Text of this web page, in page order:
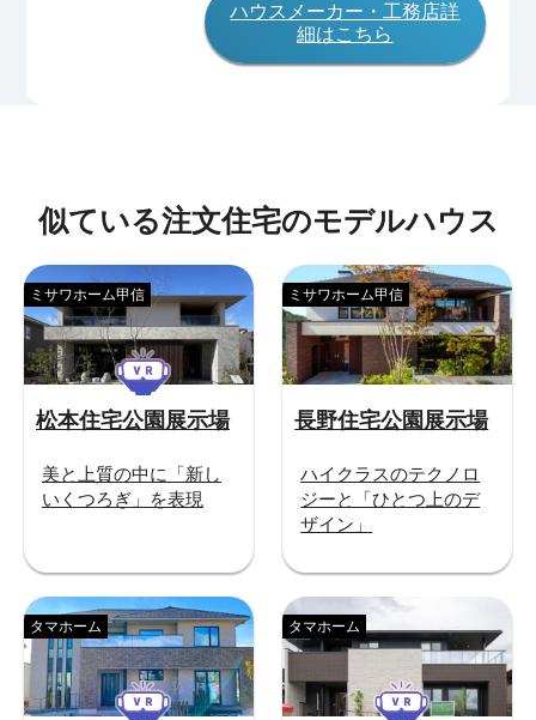
ハウスメーカー・工務店詳
細はこちら
似ている注文住宅のモデルハウス
松本住宅公園展示場
ミサワホーム甲信
美と上質の中に「新し
いくつろぎ」を表現
長野住宅公園展示場
ミサワホーム甲信
ハイクラスのテクノロ
ジーと「ひとつ上のデ
ザイン」
タマホーム タマホーム